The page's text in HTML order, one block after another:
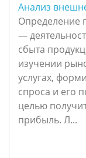
Анализ
Определение
—
сбыта
изучении
услугах,
спроса и его
целью
прибыль. Л...